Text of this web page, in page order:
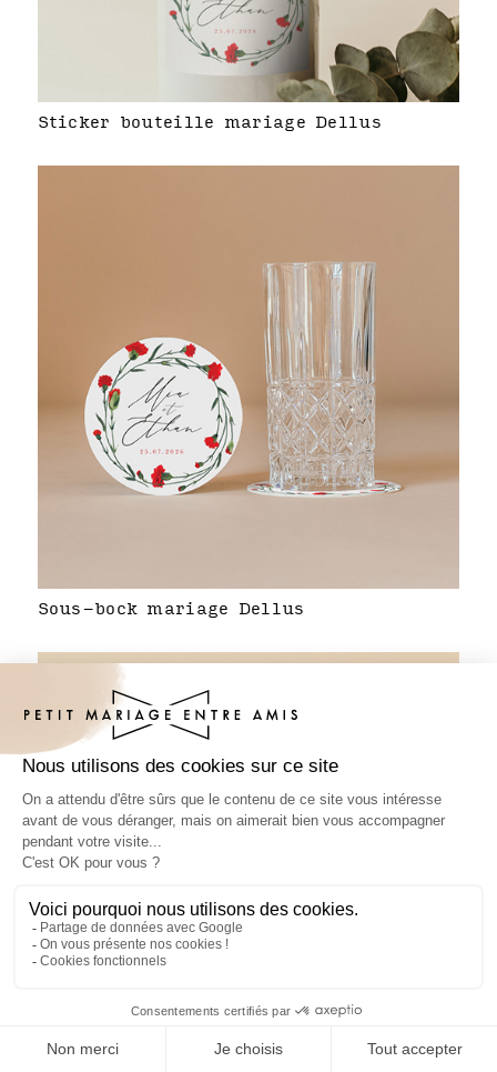
Sticker bouteille mariage Dellus
Sous-bock mariage Dellus